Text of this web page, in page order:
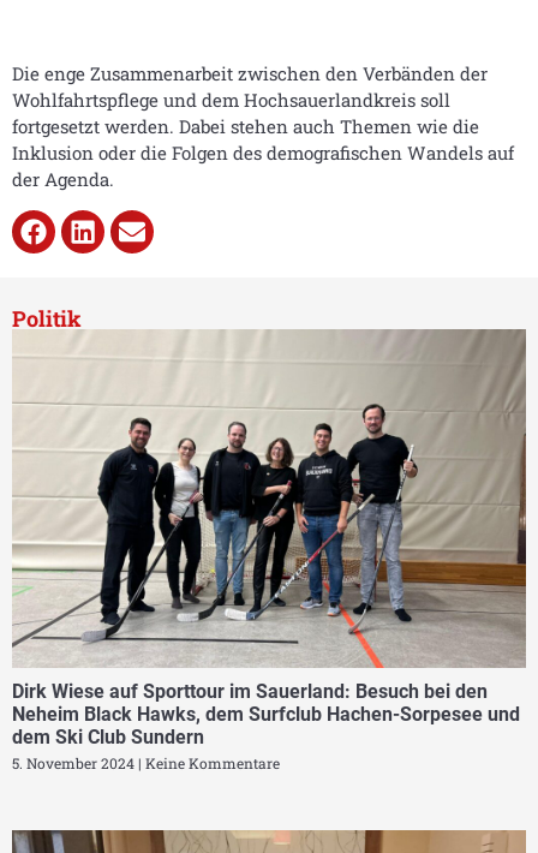
Die enge Zusammenarbeit zwischen den Verbänden der
Wohlfahrtspflege und dem Hochsauerlandkreis soll
fortgesetzt werden. Dabei stehen auch Themen wie die
Inklusion oder die Folgen des demografischen Wandels auf
der Agenda.
Politik
Dirk Wiese auf Sporttour im Sauerland: Besuch bei den
Neheim Black Hawks, dem Surfclub Hachen-Sorpesee und
dem Ski Club Sundern
5. November 2024 Keine Kommentare